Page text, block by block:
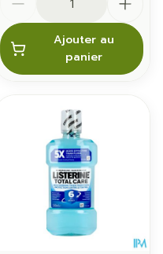
Ajouter au
panier